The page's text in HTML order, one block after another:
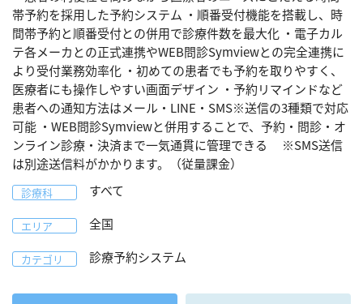
帯予約を採用した予約システム ・順番受付機能を搭載し、時
間帯予約と順番受付との併用で診療件数を最大化 ・電子カル
テ各メーカとの正式連携やWEB問診Symviewとの完全連携に
より受付業務効率化 ・初めての患者でも予約を取りやすく、
医療者にも操作しやすい画面デザイン ・予約リマインドなど
患者への通知方法はメール・LINE・SMS※送信の3種類で対応
可能 ・WEB問診Symviewと併用することで、予約・問診・オ
ンライン診療・決済まで一気通貫に管理できる ※SMS送信
は別途送信料がかかります。（従量課金）
診療科 すべて
エリア 全国
カテゴリ 診療予約システム